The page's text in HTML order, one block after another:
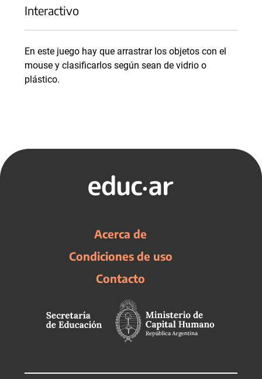
Interactivo
En este juego hay que arrastrar los objetos con el
mouse y clasificarlos según sean de vidrio o
plástico.
Acerca de
Condiciones de uso
Contacto